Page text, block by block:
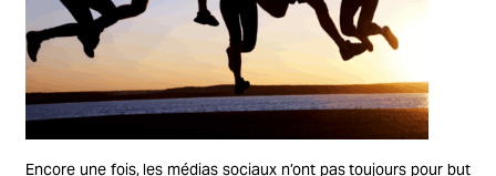
Encore une fois, les médias sociaux n’ont pas toujours pour but